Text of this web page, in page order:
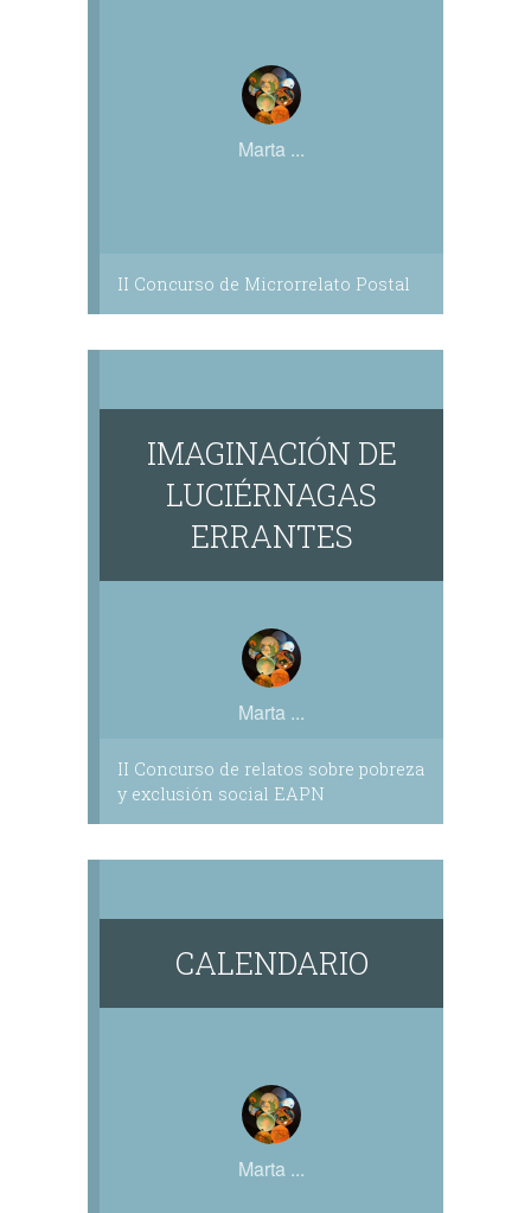
Marta ...
II Concurso de Microrrelato Postal
IMAGINACIÓN DE
LUCIÉRNAGAS
ERRANTES
Marta ...
II Concurso de relatos sobre pobreza
y exclusión social EAPN
CALENDARIO
Marta ...